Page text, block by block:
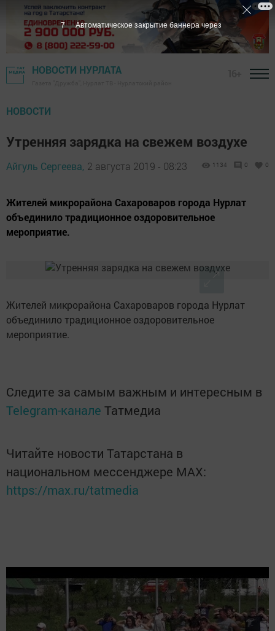
НОВОСТИ НУРЛАТА
НОВОСТИ
Утренняя зарядка на свежем воздухе
Айгуль Сергеева, 2 августа 2019 - 08:23 1134 0 0
Жителей микрорайона Сахароваров города Нурлат
объединило традиционное оздоровительное
мероприятие.
Жителей микрорайона Сахароваров города Нурлат
объединило традиционное оздоровительное
мероприятие.
Следите за самым важным и интересным в
Telegram-канале Татмедиа
Читайте новости Татарстана в
национальном мессенджере MАХ:
https://max.ru/tatmedia
6 Автоматическое закрытие баннера через